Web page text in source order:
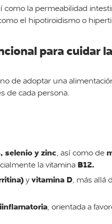
la permeabilidad
el hipotiroidismo o
para cuidar
de adoptar una
de cada persona.
selenio y zinc, así como de
la vitamina B12.
yvitamina D, más allá
, orientada a